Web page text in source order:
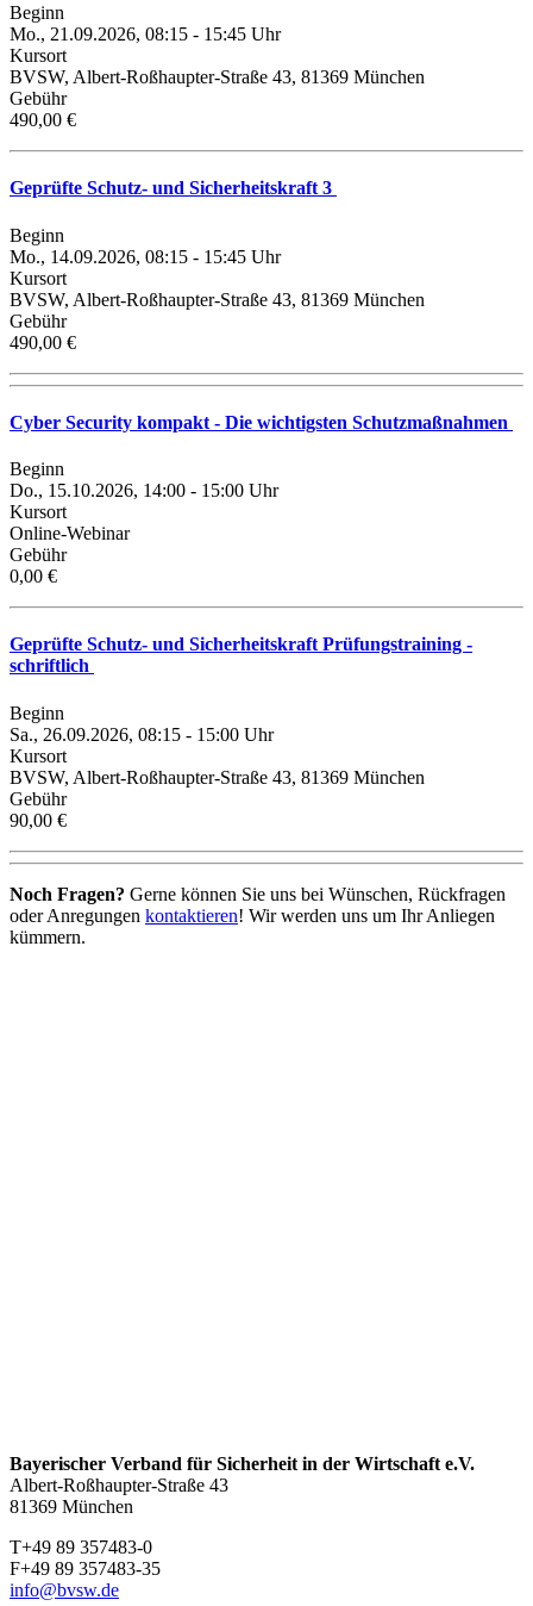
Beginn
Mo., 21.09.2026, 08:15 - 15:45 Uhr
Kursort
BVSW, Albert-Roßhaupter-Straße 43, 81369 München
Gebühr
490,00 €
Geprüfte Schutz- und Sicherheitskraft 3
Beginn
Mo., 14.09.2026, 08:15 - 15:45 Uhr
Kursort
BVSW, Albert-Roßhaupter-Straße 43, 81369 München
Gebühr
490,00 €
Cyber Security kompakt - Die wichtigsten Schutzmaßnahmen
Beginn
Do., 15.10.2026, 14:00 - 15:00 Uhr
Kursort
Online-Webinar
Gebühr
0,00 €
Geprüfte Schutz- und Sicherheitskraft Prüfungstraining -
schriftlich
Beginn
Sa., 26.09.2026, 08:15 - 15:00 Uhr
Kursort
BVSW, Albert-Roßhaupter-Straße 43, 81369 München
Gebühr
90,00 €
Noch Fragen? Gerne können Sie uns bei Wünschen, Rückfragen
oder Anregungen kontaktieren! Wir werden uns um Ihr Anliegen
kümmern.
Bayerischer Verband für Sicherheit in der Wirtschaft e.V.
Albert-Roßhaupter-Straße 43
81369 München
T+49 89 357483-0
F+49 89 357483-35
info@bvsw.de